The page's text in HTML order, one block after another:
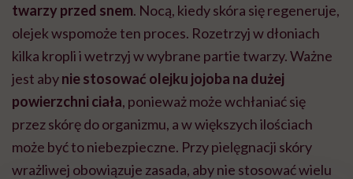
twarzy przed snem. Nocą, kiedy skóra się regeneruje,
olejek wspomoże ten proces. Rozetrzyj w dłoniach
kilka kropli i wetrzyj w wybrane partie twarzy. Ważne
jest abynie stosować olejku jojoba na dużej
powierzchni ciała, ponieważ może wchłaniać się
przez skórę do organizmu, a w większych ilościach
może być to niebezpieczne. Przy pielęgnacji skóry
wrażliwej obowiązuje zasada, aby nie stosować wielu